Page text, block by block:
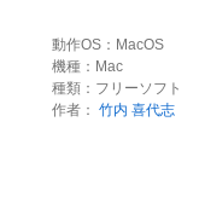
動作OS：MacOS
機種：Mac
種類：フリーソフト
作者： 竹内 喜代志